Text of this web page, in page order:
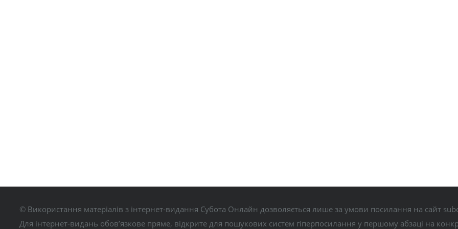
© Використання матеріалів з інтернет-видання Субота Онлайн дозволяється лише за умови посилання на сайт
Для інтернет-видань обов’язкове пряме, відкрите для пошукових систем гіперпосилання у першому абзаці на